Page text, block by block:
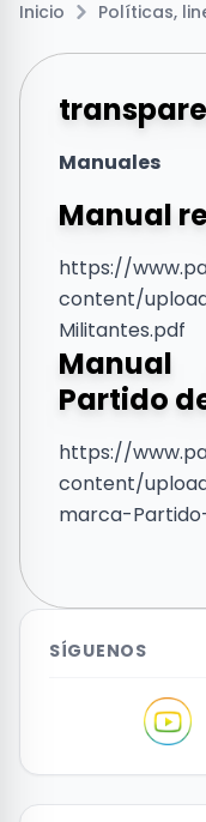
Inicio Políticas,
Manuales
Manual
https://
content/
Militantes.pdf
Partido
https://
content/
marca-
SÍGUENOS